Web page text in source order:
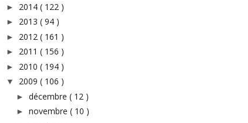
► 2014 ( 122 )
► 2013 ( 94 )
► 2012 ( 161 )
► 2011 ( 156 )
► 2010 ( 194 )
▼ 2009 ( 106 )
► décembre ( 12 )
► novembre ( 10 )